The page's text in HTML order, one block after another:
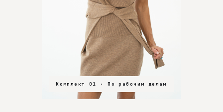
Комплект 01 · По рабочим делам
Комплект 02 · В зал
Комплект 03 · На особенный вечер